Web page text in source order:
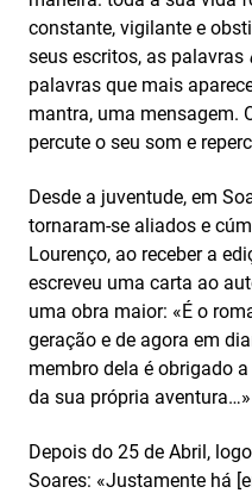
constante, vigilante e
seus escritos, as palavras
palavras que mais
mantra, uma mensagem.
percute o seu som e
Desde a juventude, em
tornaram-se aliados e
Lourenço, ao receber a
escreveu uma carta ao
uma obra maior: «É o
geração e de agora em
membro dela é obrigado
da sua própria aventura…»
Depois do 25 de Abril,
Soares: «Justamente há